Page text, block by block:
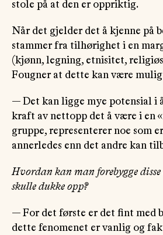
stole på at den er oppriktig.
Når det gjelder det å kjenne på
stammer fra tilhørighet i en
(kjønn, legning, etnisitet,
Fougner at dette kan være
— Det kan ligge mye potensial i
kraft av nettopp det å være i en
gruppe, representerer noe som
annerledes enn det andre kan
Hvordan kan man forebygge disse
skulle dukke opp?
— For det første er det fint med
dette fenomenet er vanlig og